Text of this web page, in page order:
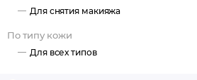
Для снятия макияжа
По типу кожи
Для всех типов